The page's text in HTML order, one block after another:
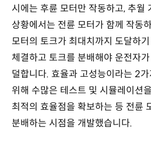
시에는 후륜 모터만 작동하고, 추월
상황에서는 전륜 모터가 함께 작동
모터의 토크가 최대치까지 도달하
체결하고 토크를 분배해야 운전자가
덜합니다. 효율과 고성능이라는 2가
위해 수많은 테스트 및 시뮬레이션
최적의 효율점을 확보하는 등 전륜
분배하는 시점을 개발했습니다.